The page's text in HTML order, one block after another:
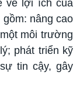
về lợi ích của
nâng cao
môi trường
phát triển kỹ
tin cậy, gây